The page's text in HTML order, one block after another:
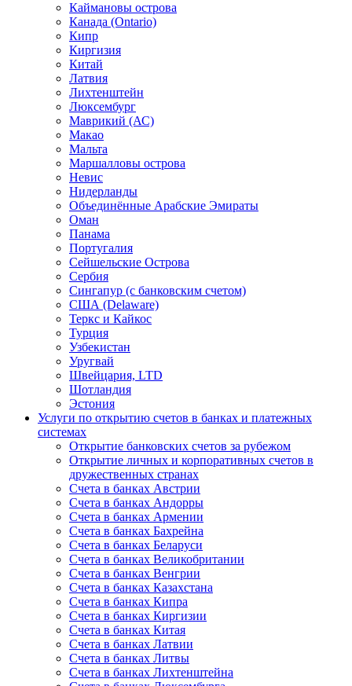
Каймановы острова
Канада (Ontario)
Кипр
Киргизия
Китай
Латвия
Лихтенштейн
Люксембург
Маврикий (АС)
Макао
Мальта
Маршалловы острова
Нeвис
Нидерланды
Объединённые Арабские Эмираты
Оман
Панама
Португалия
Сейшельские Острова
Сербия
Сингапур (c банковским счетом)
США (Delaware)
Теркс и Кайкос
Турция
Узбекистан
Уругвай
Швейцария, LTD
Шотландия
Эстония
Услуги по открытию счетов в банках и платежных
системах
Открытие банковских счетов за рубежом
Открытие личных и корпоративных счетов в
дружественных странах
Счета в банках Австрии
Счета в банках Андорры
Счета в банках Армении
Счета в банках Бахрейна
Счета в банках Беларуси
Счета в банках Великобритании
Счета в банках Венгрии
Счета в банках Казахстана
Счета в банках Кипра
Счета в банках Киргизии
Счета в банках Китая
Счета в банках Латвии
Счета в банках Литвы
Счета в банках Лихтенштейна